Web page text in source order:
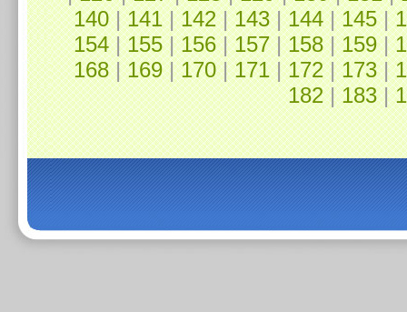
140|141|142|143|144|145|
154|155|156|157|158|159|
168|169|170|171|172|173|
182|183|